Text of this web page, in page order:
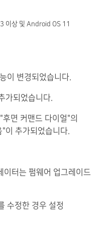
이상 및 Android OS 11
이 변경되었습니다.
가되었습니다.
면 커맨드 다이얼"의
이 추가되었습니다.
이터는 펌웨어 업그레이드
수정한 경우 설정